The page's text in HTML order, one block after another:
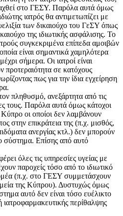
στο ΓΕΣΥ. Παρόλα αυτά όμως
ιατρός θα αντιμετωπίζει με
των δικαιούχο του ΓεΣΥ όπως
της ιδιωτικής ασφάλισης. Το
συγκεκριμένα επίπεδα αμοιβών
είναι σημαντικά χαμηλότερα
σήμερα. Οι ιατροί είναι
προτεραιότητα σε κατόχους
πως για την ίδια εγχείρηση
πληθυσμό, ανεξάρτητα από τις
τους. Παρόλα αυτά όμως κάτοχοι
οι οποίοι δεν λαμβάνουν
στην επικράτεια της (π.χ. μισθός,
ανεργίας κτλ.) δεν μπορούν
σύστημα. Επίσης από αυτό
όλες τις υπηρεσίες υγείας με
παροχείς τόσο από το ιδιωτικό
(π.χ. στο ΓΕΣΥ συμμετάσχουν
της Κύπρου). Δυστυχώς όμως
αυτό δεν είναι τόσο ευέλικτο
περίθαλψης